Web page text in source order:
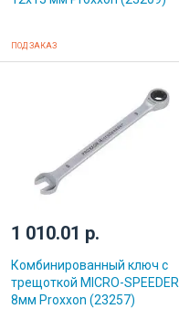
ПОД ЗАКАЗ
1 010.01 р.
Комбинированный ключ с
трещоткой MICRO-SPEEDER
8мм Proxxon (23257)